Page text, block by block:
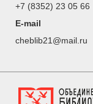
+7 (8352) 23 05 66
E-mail
cheblib21@mail.ru